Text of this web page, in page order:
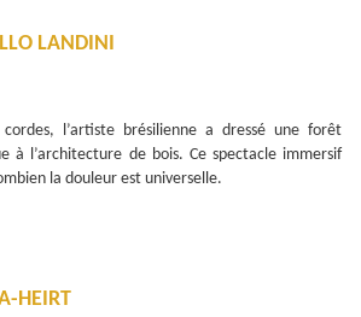
LANDINI
l’artiste brésilienne a dressé une forêt
à l’architecture de bois. Ce spectacle immersif
la douleur est universelle.
HEIRT